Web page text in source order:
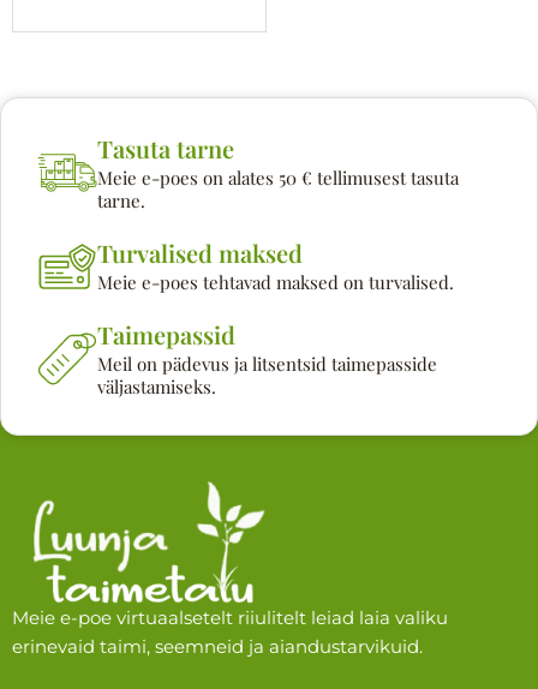
Tasuta tarne
Meie e-poes on alates 50 € tellimusest tasuta
tarne.
Turvalised maksed
Meie e-poes tehtavad maksed on turvalised.
Taimepassid
Meil on pädevus ja litsentsid taimepasside
väljastamiseks.
Meie e-poe virtuaalsetelt riiulitelt leiad laia valiku
erinevaid taimi, seemneid ja aiandustarvikuid.